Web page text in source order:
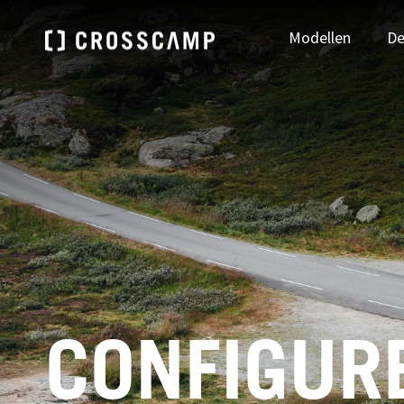
Modellen
Zoek je dealer
NAAR DEALER ZOEKEN
DEUTSCHLAND
Deutsch
FRANCE
Français